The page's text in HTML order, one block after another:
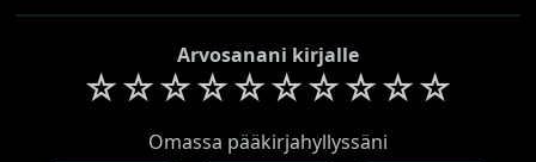
Arvosanani kirjalle
☆☆☆☆☆☆☆☆☆☆
Omassa pääkirjahyllyssäni